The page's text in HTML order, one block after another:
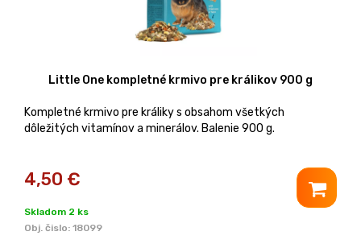
Little One kompletné krmivo pre králikov 900 g
Kompletné krmivo pre králiky s obsahom všetkých
dôležitých vitamínov a minerálov. Balenie 900 g.
4,50 €
Skladom 2 ks
Obj. čislo: 18099